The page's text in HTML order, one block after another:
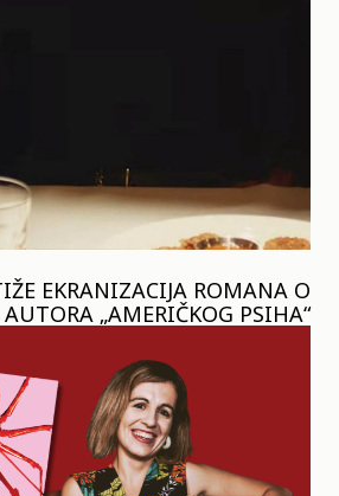
EKRANIZACIJA ROMANA O
„AMERIČKOG PSIHA“